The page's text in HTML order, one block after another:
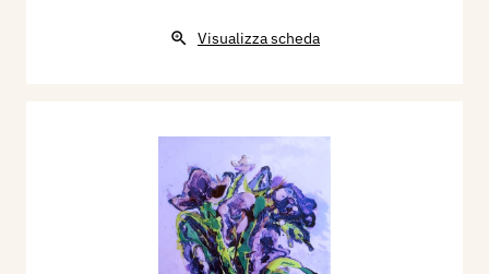
Visualizza scheda